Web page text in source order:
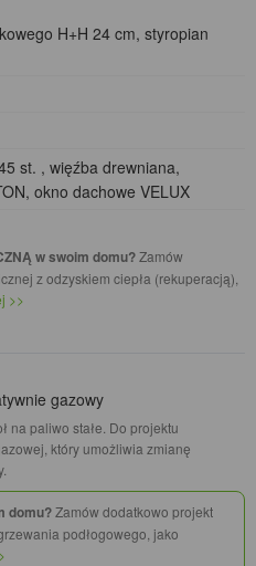
H+H 24 cm, styropian
st. , więźba drewniana,
okno dachowe VELUX
w swoim domu?Zamów
z odzyskiem ciepła (rekuperacją),
>>
gazowy
na paliwo stałe. Do projektu
który umożliwia zmianę
domu?Zamów dodatkowo projekt
podłogowego, jako